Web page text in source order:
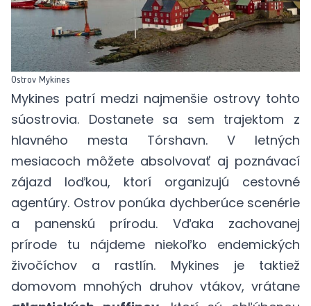
Ostrov Mykines
Mykines patrí medzi najmenšie ostrovy tohto
súostrovia. Dostanete sa sem trajektom z
hlavného mesta Tórshavn. V letných
mesiacoch môžete absolvovať aj poznávací
zájazd loďkou, ktorí organizujú cestovné
agentúry. Ostrov ponúka dychberúce scenérie
a panenskú prírodu. Vďaka zachovanej
prírode tu nájdeme niekoľko endemických
živočíchov a rastlín. Mykines je taktiež
domovom mnohých druhov vtákov, vrátane